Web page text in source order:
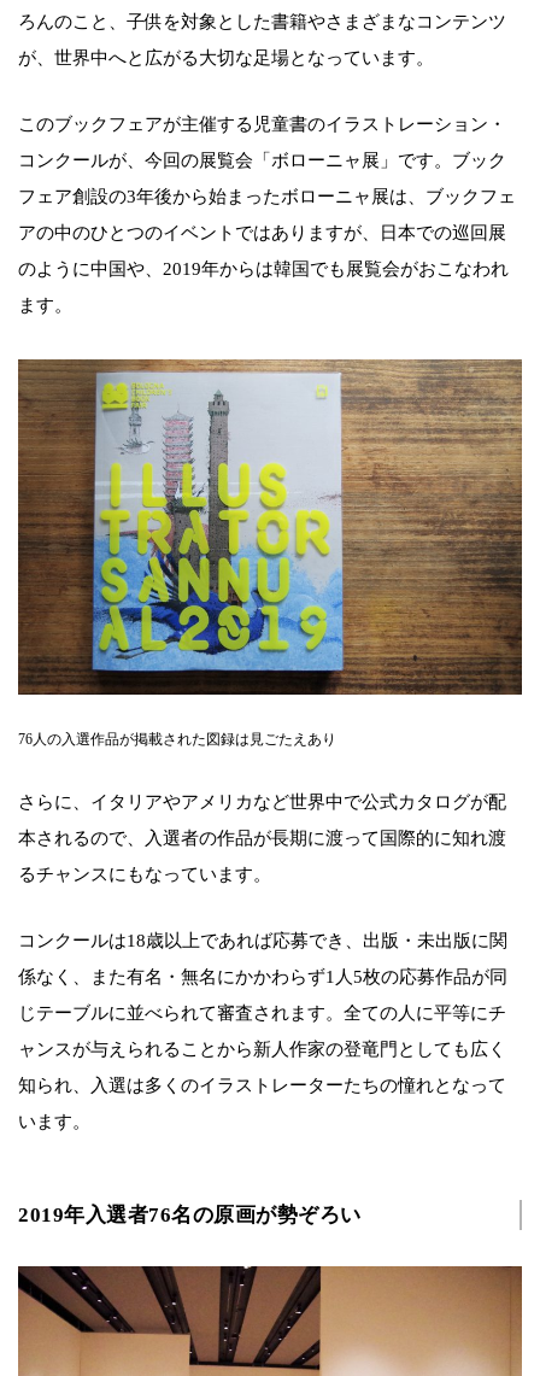
ろんのこと、子供を対象とした書籍やさまざまなコンテンツ
が、世界中へと広がる大切な足場となっています。
このブックフェアが主催する児童書のイラストレーション・
コンクールが、今回の展覧会「ボローニャ展」です。ブック
フェア創設の3年後から始まったボローニャ展は、ブックフェ
アの中のひとつのイベントではありますが、日本での巡回展
のように中国や、2019年からは韓国でも展覧会がおこなわれ
ます。
76人の入選作品が掲載された図録は見ごたえあり
さらに、イタリアやアメリカなど世界中で公式カタログが配
本されるので、入選者の作品が長期に渡って国際的に知れ渡
るチャンスにもなっています。
コンクールは18歳以上であれば応募でき、出版・未出版に関
係なく、また有名・無名にかかわらず1人5枚の応募作品が同
じテーブルに並べられて審査されます。全ての人に平等にチ
ャンスが与えられることから新人作家の登竜門としても広く
知られ、入選は多くのイラストレーターたちの憧れとなって
います。
2019年入選者76名の原画が勢ぞろい